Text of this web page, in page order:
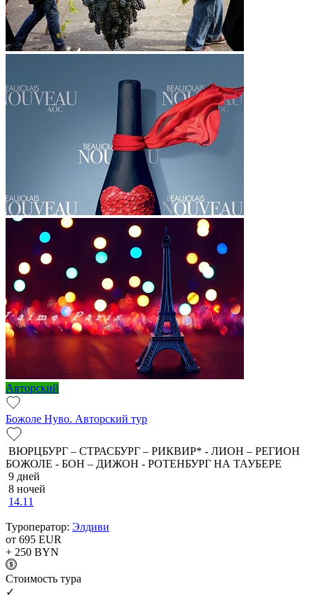
Авторский
Божоле Нуво. Авторский тур
ВЮРЦБУРГ – СТРАСБУРГ – РИКВИР* - ЛИОН – РЕГИОН
БОЖОЛЕ - БОН – ДИЖОН - РОТЕНБУРГ НА ТАУБЕРЕ
9 дней
8 ночей
14.11
Туроператор: Элдиви
от 695 EUR
+ 250 BYN
Cтоимость тура
✓